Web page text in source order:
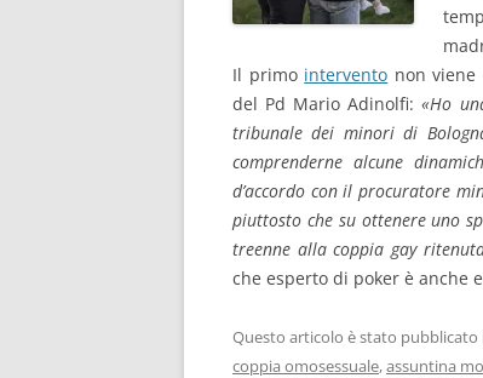
Il primo intervento non viene
del Pd Mario Adinolfi:«Ho
tribunale dei minori di
comprenderne alcune
d’accordo con il procuratore
piuttosto che su ottenere uno
treenne alla coppia gay ritenuta
che esperto di poker è anche
Questo articolo è stato pubblicato
coppia omosessuale,assuntina